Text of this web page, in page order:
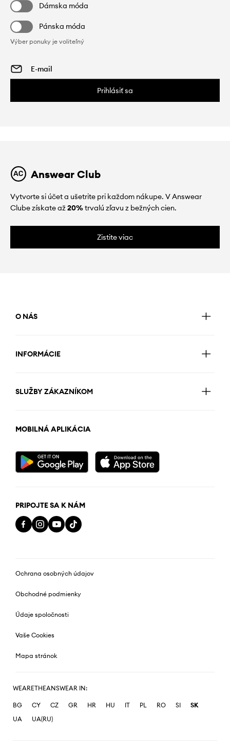
Dámska móda
Pánska móda
Výber ponuky je voliteľný
Prihlásiť sa
Answear Club
Vytvorte si účet a ušetrite pri každom nákupe. V Answear
Clube získate až20%trvalú zľavu z bežných cien.
Zistite viac
O NÁS
INFORMÁCIE
SLUŽBY ZÁKAZNÍKOM
MOBILNÁ APLIKÁCIA
PRIPOJTE SA K NÁM
Ochrana osobných údajov
Obchodné podmienky
Údaje spoločnosti
Vaše Cookies
Mapa stránok
WEARETHEANSWEAR IN:
BG CY CZ GR HR HU IT PL RO SI
SK
UA
UA(RU)